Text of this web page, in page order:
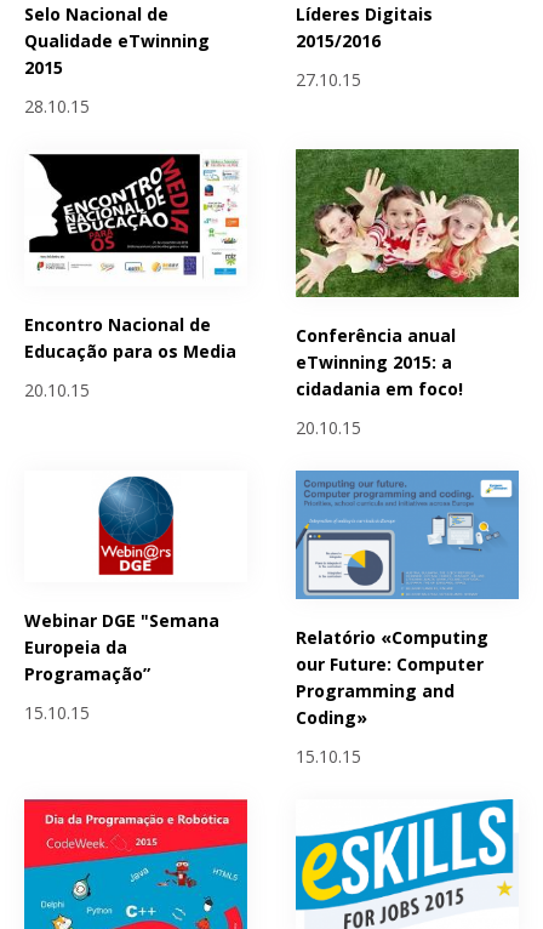
Selo Nacional de
Qualidade eTwinning
2015
28.10.15
Líderes Digitais
2015/2016
27.10.15
Encontro Nacional de
Educação para os Media
20.10.15
Conferência anual
eTwinning 2015: a
cidadania em foco!
20.10.15
Webinar DGE "Semana
Europeia da
Programação”
15.10.15
Relatório «Computing
our Future: Computer
Programming and
Coding»
15.10.15